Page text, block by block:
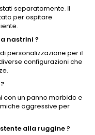
separatamente. Il
per ospitare
nastrini ?
personalizzazione per il
configurazioni che
con un panno morbido e
aggressive per
alla ruggine ?